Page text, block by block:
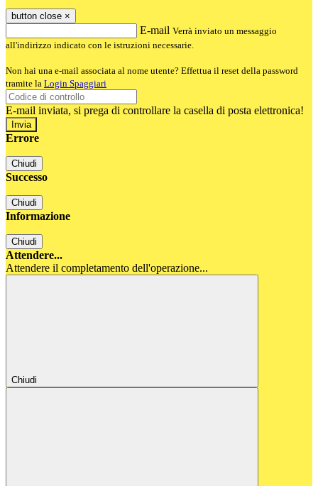
button close ×
E-mail Verrà inviato un messaggio
all'indirizzo indicato con le istruzioni necessarie.
Non hai una e-mail associata al nome utente? Effettua il reset della password
tramite la Login Spaggiari
E-mail inviata, si prega di controllare la casella di posta elettronica!
Errore
Chiudi
Successo
Chiudi
Informazione
Chiudi
Attendere...
Attendere il completamento dell'operazione...
Chiudi